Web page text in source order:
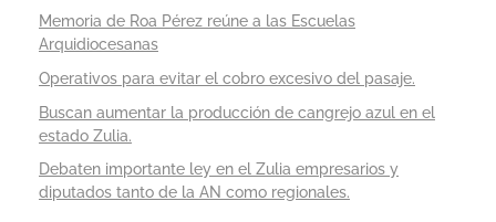
Memoria de Roa Pérez reúne a las Escuelas
Arquidiocesanas
Operativos para evitar el cobro excesivo del pasaje.
Buscan aumentar la producción de cangrejo azul en el
estado Zulia.
Debaten importante ley en el Zulia empresarios y
diputados tanto de la AN como regionales.